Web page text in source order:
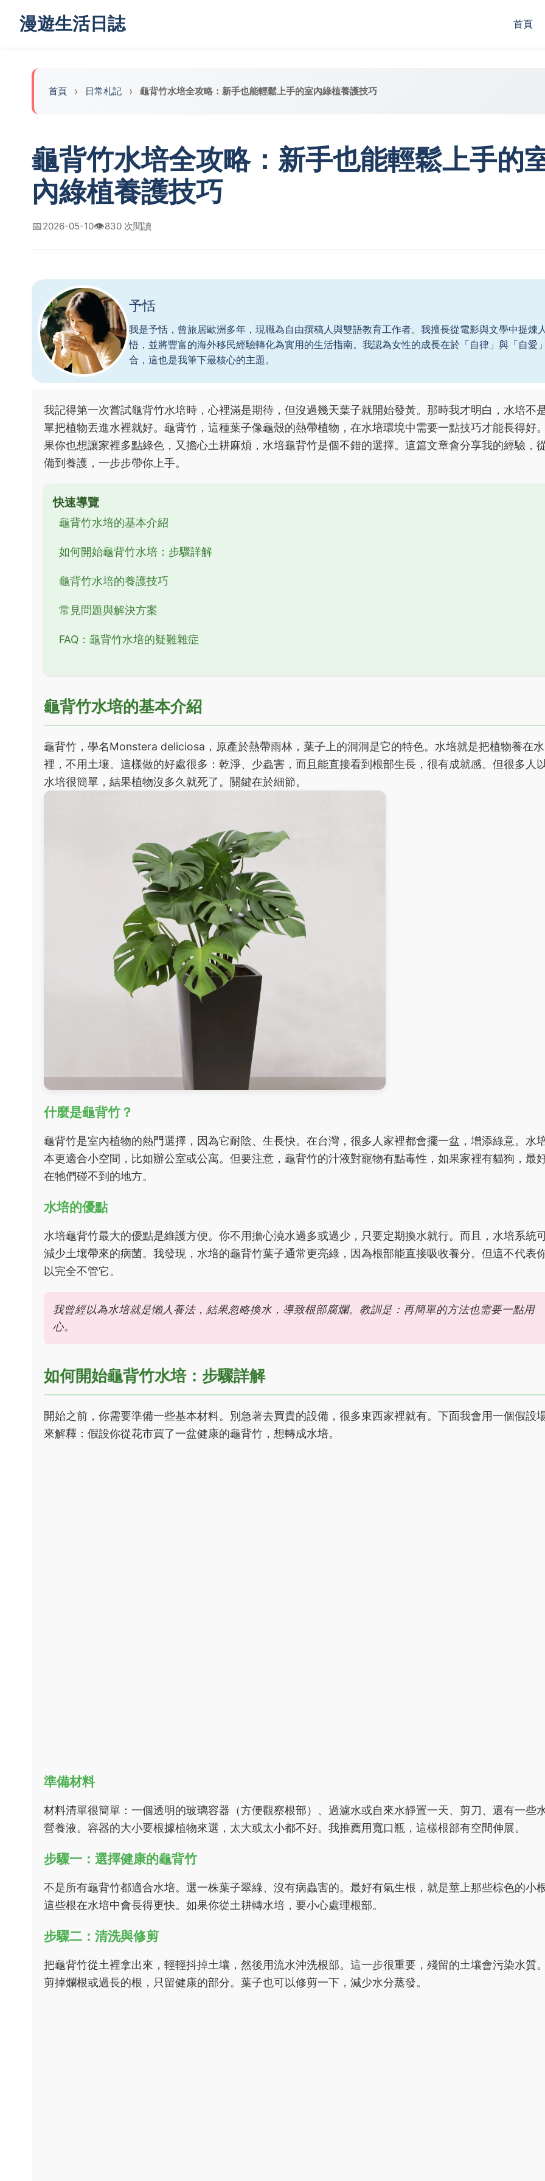
漫遊生活日誌 首頁
首頁 日常札記 龜背竹水培全攻略：新手也能輕鬆上手的室內綠植養護技巧
龜背竹水培全攻略：新手也能輕鬆上手的
內綠植養護技巧
📅2026-05-10👁️830 次閱讀
予恬
我是予恬，曾旅居歐洲多年，現職為自由撰稿人與雙語教育工作者。我擅長從電影與文學中提煉
悟，並將豐富的海外移民經驗轉化為實用的生活指南。我認為女性的成長在於「自律」與「自愛
合，這也是我筆下最核心的主題。
我記得第一次嘗試龜背竹水培時，心裡滿是期待，但沒過幾天葉子就開始發黃。那時我才明白，水培不
單把植物丟進水裡就好。龜背竹，這種葉子像龜殼的熱帶植物，在水培環境中需要一點技巧才能長得好
果你也想讓家裡多點綠色，又擔心土耕麻煩，水培龜背竹是個不錯的選擇。這篇文章會分享我的經驗，
備到養護，一步步帶你上手。
快速導覽
龜背竹水培的基本介紹
如何開始龜背竹水培：步驟詳解
龜背竹水培的養護技巧
常見問題與解決方案
FAQ：龜背竹水培的疑難雜症
龜背竹水培的基本介紹
龜背竹，學名Monstera deliciosa，原產於熱帶雨林，葉子上的洞洞是它的特色。水培就是把植物養在水
裡，不用土壤。這樣做的好處很多：乾淨、少蟲害，而且能直接看到根部生長，很有成就感。但很多人
水培很簡單，結果植物沒多久就死了。關鍵在於細節。
什麼是龜背竹？
龜背竹是室內植物的熱門選擇，因為它耐陰、生長快。在台灣，很多人家裡都會擺一盆，增添綠意。水
本更適合小空間，比如辦公室或公寓。但要注意，龜背竹的汁液對寵物有點毒性，如果家裡有貓狗，最
在牠們碰不到的地方。
水培的優點
水培龜背竹最大的優點是維護方便。你不用擔心澆水過多或過少，只要定期換水就行。而且，水培系統
減少土壤帶來的病菌。我發現，水培的龜背竹葉子通常更亮綠，因為根部能直接吸收養分。但這不代表
以完全不管它。
我曾經以為水培就是懶人養法，結果忽略換水，導致根部腐爛。教訓是：再簡單的方法也需要一點用
心。
如何開始龜背竹水培：步驟詳解
開始之前，你需要準備一些基本材料。別急著去買貴的設備，很多東西家裡就有。下面我會用一個假設
來解釋：假設你從花市買了一盆健康的龜背竹，想轉成水培。
準備材料
材料清單很簡單：一個透明的玻璃容器（方便觀察根部）、過濾水或自來水靜置一天、剪刀、還有一些
營養液。容器的大小要根據植物來選，太大或太小都不好。我推薦用寬口瓶，這樣根部有空間伸展。
步驟一：選擇健康的龜背竹
不是所有龜背竹都適合水培。選一株葉子翠綠、沒有病蟲害的。最好有氣生根，就是莖上那些棕色的小
這些根在水培中會長得更快。如果你從土耕轉水培，要小心處理根部。
步驟二：清洗與修剪
把龜背竹從土裡拿出來，輕輕抖掉土壤，然後用流水沖洗根部。這一步很重要，殘留的土壤會污染水質
剪掉爛根或過長的根，只留健康的部分。葉子也可以修剪一下，減少水分蒸發。